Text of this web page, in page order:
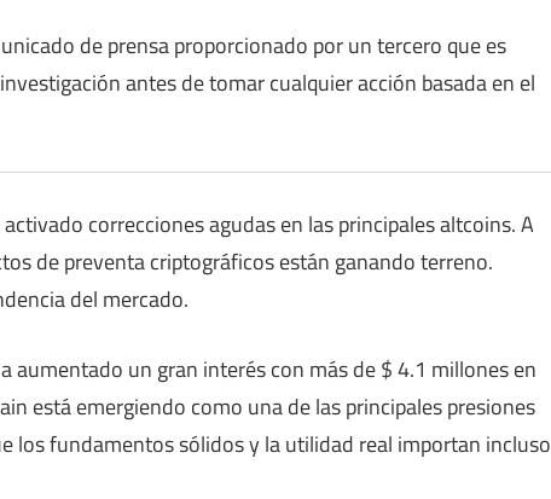
de prensa proporcionado por un tercero que es
antes de tomar cualquier acción basada en el
correcciones agudas en las principales altcoins. A
de preventa criptográficos están ganando terreno.
del mercado.
aumentado un gran interés con más de $ 4.1 millones en
está emergiendo como una de las principales presiones
los fundamentos sólidos y la utilidad real importan incluso